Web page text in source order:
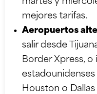
mejores tarifas.
Aeropuertos
salir desde
Border Xpress,
Houston o